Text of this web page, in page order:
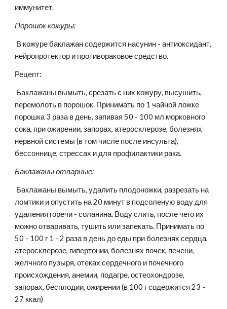
иммунитет.
Порошок кожуры:
В кожуре баклажан содержится насунин - антиоксидант,
нейропротектор и противораковое средство.
Рецепт:
перемолоть в порошок. Принимать по 1 чайной ложке
порошка 3 раза в день, запивая 50 - 100 мл морковного
сока, при ожирении, запорах, атеросклерозе, болезнях
нервной системы (в том числе после инсульта),
бессоннице, стрессах и для профилактики рака.
Баклажаны отварные:
Баклажаны вымыть, удалить плодоножки, разрезать на
ломтики и опустить на 20 минут в подсоленую воду для
удаления горечи - соланина. Воду слить, после чего их
можно отваривать, тушить или запекать. Принимать по
50 - 100 г 1 - 2 раза в день до еды при болезнях сердца,
атеросклерозе, гипертонии, болезнях почек, печени,
желчного пузыря, отеках сердечного и почечного
происхождения, анемии, подагре, остеохондрозе,
запорах, бесплодии, ожирении (в 100 г содержится 23 -
27 ккал)